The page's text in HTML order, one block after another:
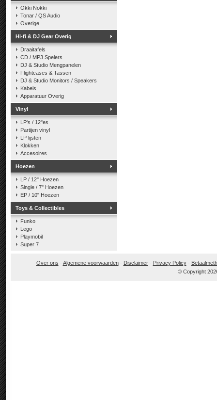
Okki Nokki
Tonar / QS Audio
Overige
Hi-fi & DJ Gear Overig
Draaitafels
CD / MP3 Spelers
DJ & Studio Mengpanelen
Flightcases & Tassen
DJ & Studio Monitors / Speakers
Kabels
Apparatuur Overig
Vinyl
LP's / 12"es
Partijen vinyl
LP lijsten
Klokken
Accesoires
Hoezen
LP / 12" Hoezen
Single / 7" Hoezen
EP / 10" Hoezen
Toys & Collectibles
Funko
Lego
Playmobil
Super 7
Over ons -Algemene voorwaarden- Disclaimer- Privacy Policy-
© Copyright